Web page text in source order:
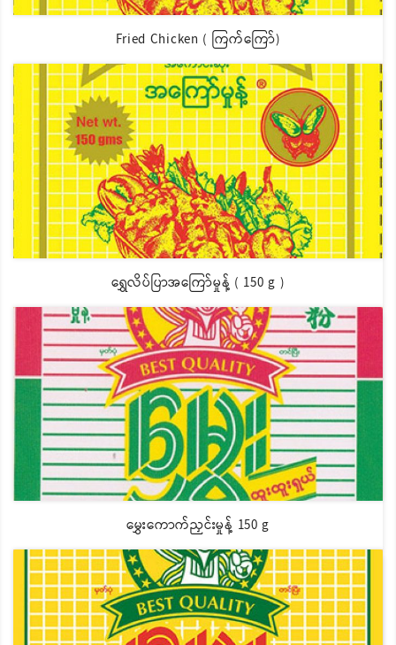
Fried Chicken ( ကြက်ကြော်)
ရွှေလိပ်ပြာအကြော်မှုန့် ( 150 g )
မွှေးကောက်ညှင်းမှုန့် 150 g